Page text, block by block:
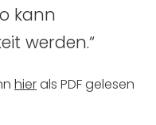
kann
werden.“
hierals PDF gelesen